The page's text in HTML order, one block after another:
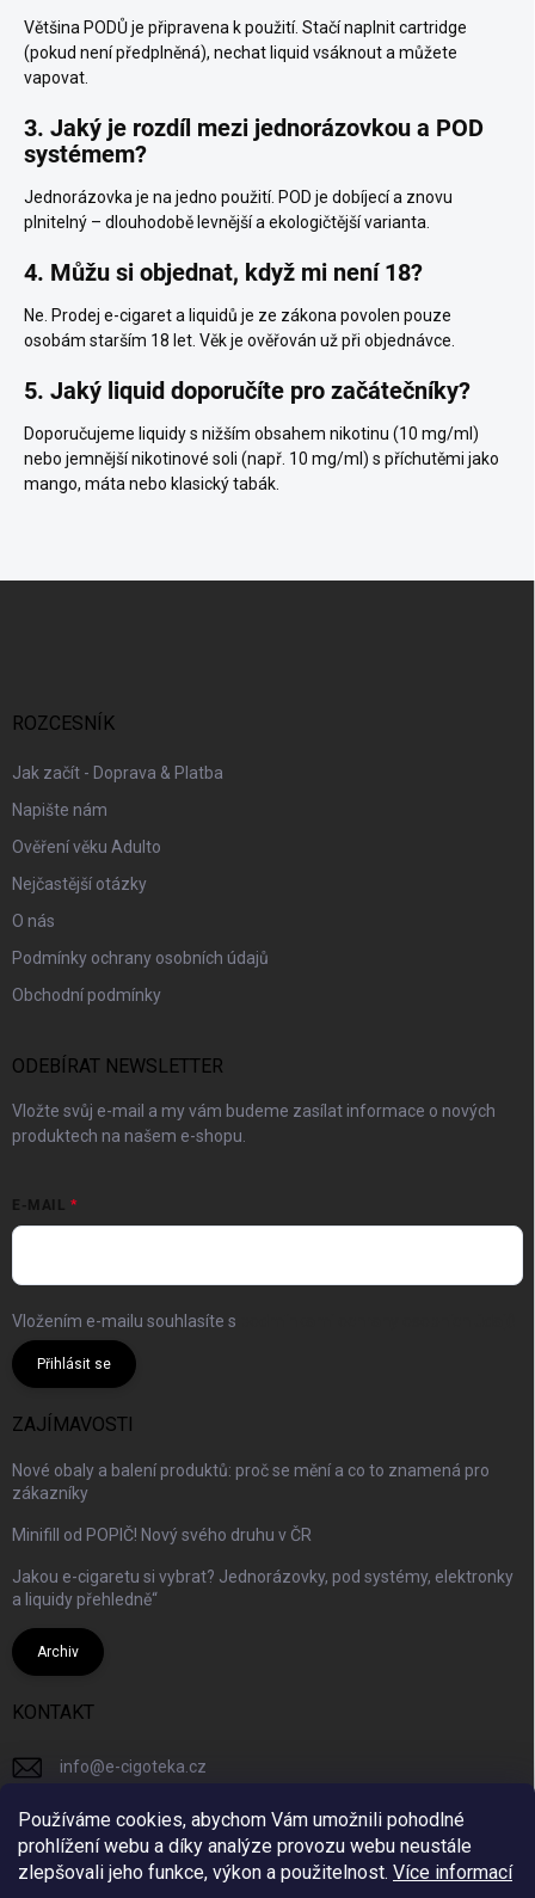
Používáme cookies, abychom Vám umožnili pohodlné
prohlížení webu a díky analýze provozu webu neustále
zlepšovali jeho funkce, výkon a použitelnost. Více informací
Většina PODŮ je připravena k použití. Stačí naplnit cartridge
(pokud není předplněná), nechat liquid vsáknout a můžete
vapovat.
3. Jaký je rozdíl mezi jednorázovkou a POD
systémem?
Jednorázovka je na jedno použití. POD je dobíjecí a znovu
plnitelný – dlouhodobě levnější a ekologičtější varianta.
4. Můžu si objednat, když mi není 18?
Ne. Prodej e-cigaret a liquidů je ze zákona povolen pouze
osobám starším 18 let. Věk je ověřován už při objednávce.
5. Jaký liquid doporučíte pro začátečníky?
Doporučujeme liquidy s nižším obsahem nikotinu (10 mg/ml)
nebo jemnější nikotinové soli (např. 10 mg/ml) s příchutěmi jako
mango, máta nebo klasický tabák.
ROZCESNÍK
Jak začít - Doprava & Platba
Napište nám
Ověření věku Adulto
Nejčastější otázky
O nás
Podmínky ochrany osobních údajů
Obchodní podmínky
ODEBÍRAT NEWSLETTER
Vložte svůj e-mail a my vám budeme zasílat informace o nových
produktech na našem e-shopu.
E-MAIL
Vložením e-mailu souhlasíte s
Přihlásit se
ZAJÍMAVOSTI
Nové obaly a balení produktů: proč se mění a co to znamená pro
zákazníky
Minifill od POPIČ! Nový svého druhu v ČR
Jakou e-cigaretu si vybrat? Jednorázovky, pod systémy, elektronky
a liquidy přehledně“
Archiv
KONTAKT
info@e-cigoteka.cz
+420725944333
ecigotekacz/